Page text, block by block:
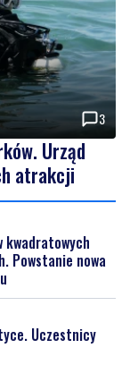
3
Urząd
atrakcji
Powstanie nowa
Uczestnicy